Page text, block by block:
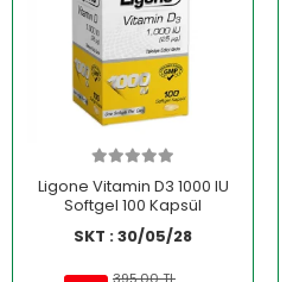
Ligone Vitamin D3 1000 IU
Softgel 100 Kapsül
SKT : 30/05/28
395,00 TL